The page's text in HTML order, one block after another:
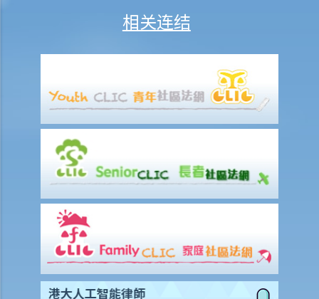
授权人被确诊为精神上无行为能力。但受权人仍没有把持久授权书拿到
法院申请注册。那么，受权人可以行使该持久授权书载有的权力吗？毕
效。看来即使受权人违反有关注册的规定，他/她并没有做错甚么。那
么，注册是多余的吗？
7. 撤销持久授权
a. 由授权人撤销持久授权
1. 我于数年前签署了一份持久授权书，委任我的长子为受权人。不过，
最近我注意到他沉溺赌博，我已不再信任他。我现在想要任命我的小女
儿作为受权人。我应该怎样做？
b. 其他情况下撤销持久授权
8. 持久授权书的主要优点
订立持久授权书的要求和步骤
1. 采用订明格式
相关连结